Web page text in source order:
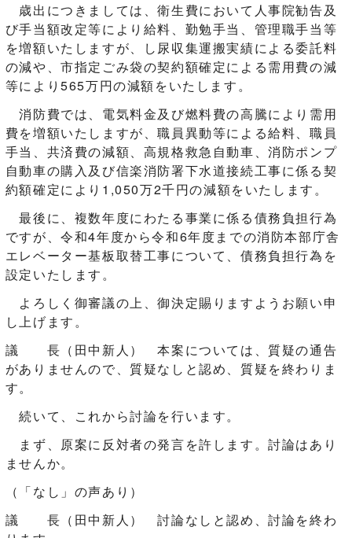
歳出につきましては、衛生費において人事院勧告及
び手当額改定等により給料、勤勉手当、管理職手当等
を増額いたしますが、し尿収集運搬実績による委託料
の減や、市指定ごみ袋の契約額確定による需用費の減
等により565万円の減額をいたします。
消防費では、電気料金及び燃料費の高騰により需用
費を増額いたしますが、職員異動等による給料、職員
手当、共済費の減額、高規格救急自動車、消防ポンプ
自動車の購入及び信楽消防署下水道接続工事に係る契
約額確定により1,050万2千円の減額をいたします。
最後に、複数年度にわたる事業に係る債務負担行為
ですが、令和4年度から令和6年度までの消防本部庁舎
エレベーター基板取替工事について、債務負担行為を
設定いたします。
よろしく御審議の上、御決定賜りますようお願い申
し上げます。
議 長（田中新人） 本案については、質疑の通告
がありませんので、質疑なしと認め、質疑を終わりま
す。
続いて、これから討論を行います。
まず、原案に反対者の発言を許します。討論はあり
ませんか。
（「なし」の声あり）
議 長（田中新人） 討論なしと認め、討論を終わ